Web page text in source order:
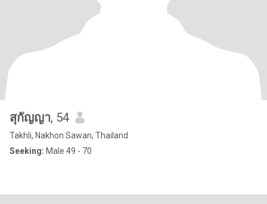
สุกัญญา, 54
Takhli, Nakhon Sawan, Thailand
Seeking: Male 49 - 70